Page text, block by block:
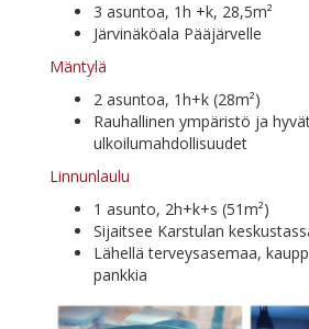
3 asun­toa, 1h +k, 28,5m²
Jär­vi­nä­kö­ala Pääjärvelle
Män­ty­lä
2 asun­toa, 1h+k (28m²)
Rau­hal­li­nen ym­pä­ris­tö ja
ulkoilumahdollisuudet
Lin­nun­lau­lu
1 asun­to, 2h+k+s (51m²)
Si­jait­see Kars­tu­lan
Lä­hel­lä ter­veys­a­se­maa,
pankkia